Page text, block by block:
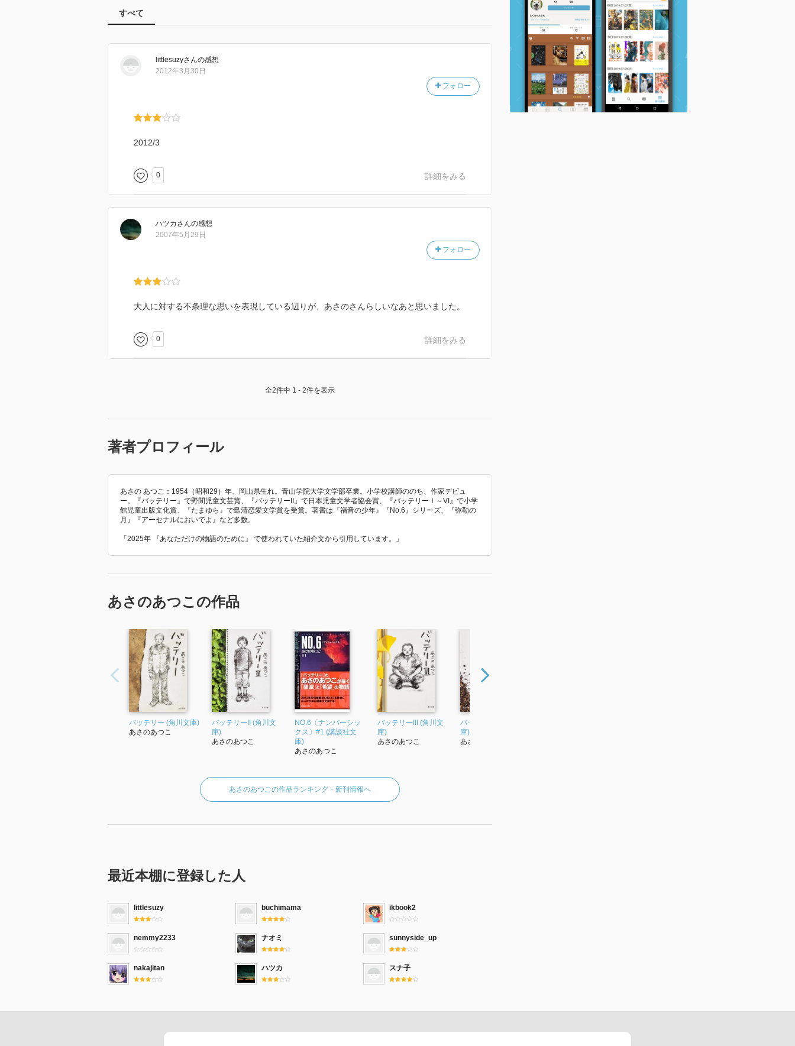
すべて
littlesuzyさんの感想
フォロー
2012年3月30日
2012/3
0 詳細をみる
ハツカ さんの感想
フォロー
2007年5月29日
大人に対する不条理な思いを表現している辺りが、あさのさんらしいなあと思いました。
0 詳細をみる
全2件中 1 - 2件を表示
著者プロフィール
あさの あつこ：1954（昭和29）年、岡山県生れ。青山学院大学文学部卒業。小学校講師ののち、作家デビュ
ー。『バッテリー』で野間児童文芸賞、『バッテリーII』で日本児童文学者協会賞、『バッテリーＩ～VI』で小学
館児童出版文化賞、『たまゆら』で島清恋愛文学賞を受賞。著書は『福音の少年』『No.6』シリーズ、『弥勒の
月』『アーセナルにおいでよ』など多数。
「2025年 『あなただけの物語のために』 で使われていた紹介文から引用しています。」
あさのあつこの作品
バッテリー (角川文庫)
あさのあつこ
バッテリーII (角川文
庫)
あさのあつこ
NO.6〔ナンバーシッ
クス〕#1 (講談社文
庫)
あさのあつこ
バッテリーIII (角川文
庫)
あさのあつこ
バッテリーIV (角川文
庫)
あさのあつこ
あさのあつこの作品ランキング・新刊情報へ
最近本棚に登録した人
littlesuzy buchimama ikbook2
nemmy2233 ナオミ sunnyside_up
nakajitan ハツカ スナ子